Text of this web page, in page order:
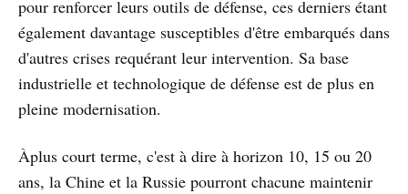
pour renforcer leurs outils de défense, ces derniers étant
également davantage susceptibles d'être embarqués dans
d'autres crises requérant leur intervention. Sa base
industrielle et technologique de défense est de plus en
pleine modernisation.
Àplus court terme, c'est à dire à horizon 10, 15 ou 20
ans, la Chine et la Russie pourront chacune maintenir